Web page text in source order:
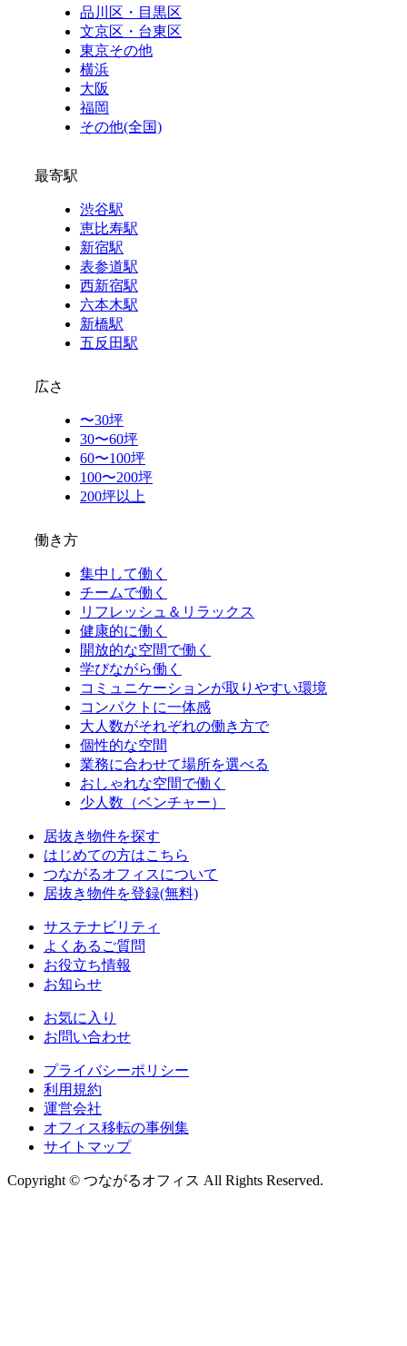
品川区・目黒区
文京区・台東区
東京その他
横浜
大阪
福岡
その他(全国)
最寄駅
渋谷駅
恵比寿駅
新宿駅
表参道駅
西新宿駅
六本木駅
新橋駅
五反田駅
広さ
〜30坪
30〜60坪
60〜100坪
100〜200坪
200坪以上
働き方
集中して働く
チームで働く
リフレッシュ＆リラックス
健康的に働く
開放的な空間で働く
学びながら働く
コミュニケーションが取りやすい環境
コンパクトに一体感
大人数がそれぞれの働き方で
個性的な空間
業務に合わせて場所を選べる
おしゃれな空間で働く
少人数（ベンチャー）
居抜き物件を探す
はじめての方はこちら
つながるオフィスについて
居抜き物件を登録(無料)
サステナビリティ
よくあるご質問
お役立ち情報
お知らせ
お気に入り
お問い合わせ
プライバシーポリシー
利用規約
運営会社
オフィス移転の事例集
サイトマップ
Copyright © つながるオフィス All Rights Reserved.